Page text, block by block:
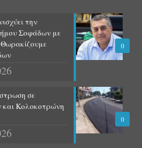
0
την
Σοφάδων με
0
σε
Κολοκοτρώνη